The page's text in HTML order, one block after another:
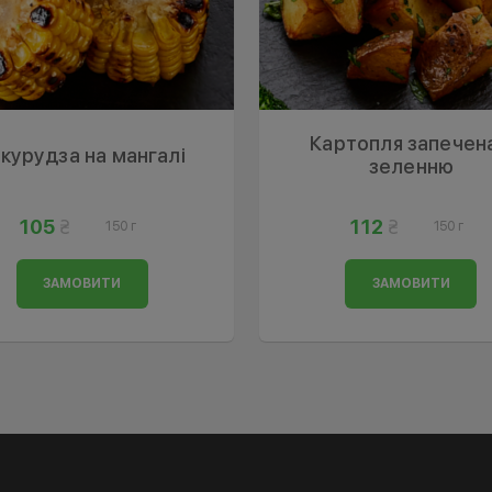
на мангалі
105 150 г
ЗАМОВИТИ
Картопля
зеленню
112 150 г
ЗАМОВИТИ